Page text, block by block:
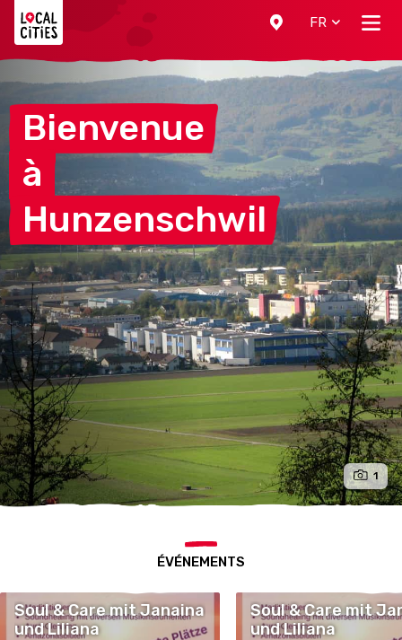
FR
Bienvenue
à
Hunzenschwil
1
ÉVÉNEMENTS
Soul & Care mit Janaina
und Liliana
Soul & Care mit
und Liliana